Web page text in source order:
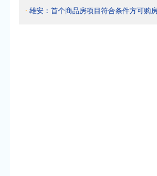
· 雄安：首个商品房项目符合条件方可购